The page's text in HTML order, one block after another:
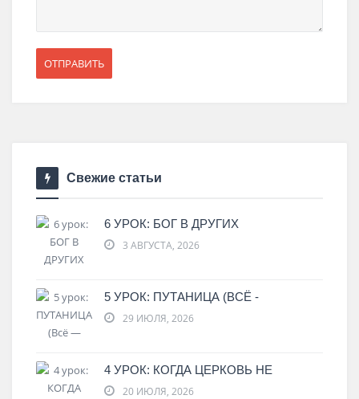
Свежие статьи
6 УРОК: БОГ В ДРУГИХ
3 АВГУСТА, 2026
5 УРОК: ПУТАНИЦА (ВСЁ -
29 ИЮЛЯ, 2026
4 УРОК: КОГДА ЦЕРКОВЬ НЕ
20 ИЮЛЯ, 2026